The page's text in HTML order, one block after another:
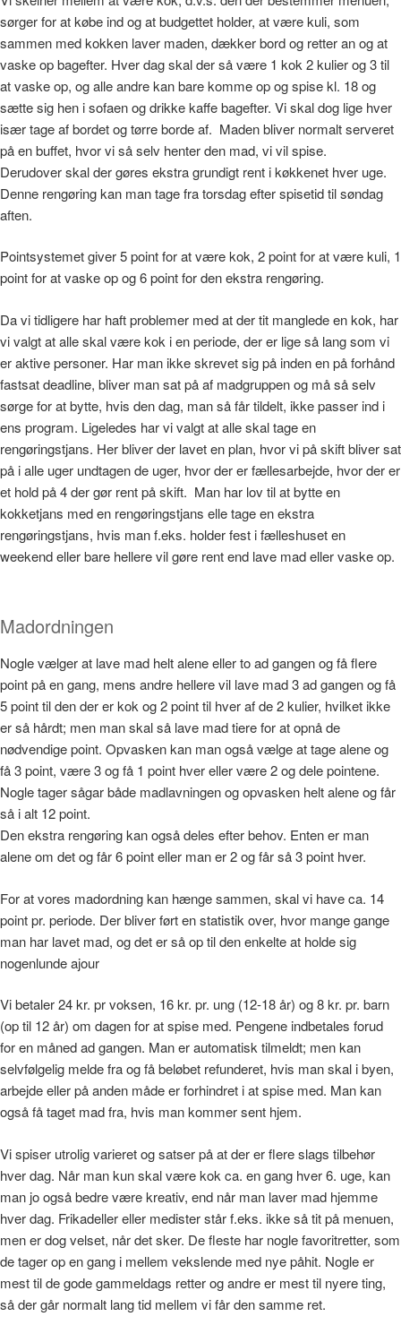
sørger for at købe ind og at budgettet holder, at være kuli, som
sammen med kokken laver maden, dækker bord og retter an og at
vaske op bagefter. Hver dag skal der så være 1 kok 2 kulier og 3 til
at vaske op, og alle andre kan bare komme op og spise kl. 18 og
sætte sig hen i sofaen og drikke kaffe bagefter. Vi skal dog lige hver
især tage af bordet og tørre borde af. Maden bliver normalt serveret
på en buffet, hvor vi så selv henter den mad, vi vil spise.
Derudover skal der gøres ekstra grundigt rent i køkkenet hver uge.
Denne rengøring kan man tage fra torsdag efter spisetid til søndag
aften.
Pointsystemet giver 5 point for at være kok, 2 point for at være kuli, 1
point for at vaske op og 6 point for den ekstra rengøring.
Da vi tidligere har haft problemer med at der tit manglede en kok, har
vi valgt at alle skal være kok i en periode, der er lige så lang som vi
er aktive personer. Har man ikke skrevet sig på inden en på forhånd
fastsat deadline, bliver man sat på af madgruppen og må så selv
sørge for at bytte, hvis den dag, man så får tildelt, ikke passer ind i
ens program. Ligeledes har vi valgt at alle skal tage en
rengøringstjans. Her bliver der lavet en plan, hvor vi på skift bliver sat
på i alle uger undtagen de uger, hvor der er fællesarbejde, hvor der er
et hold på 4 der gør rent på skift. Man har lov til at bytte en
kokketjans med en rengøringstjans elle tage en ekstra
rengøringstjans, hvis man f.eks. holder fest i fælleshuset en
weekend eller bare hellere vil gøre rent end lave mad eller vaske op.
Madordningen
Nogle vælger at lave mad helt alene eller to ad gangen og få flere
point på en gang, mens andre hellere vil lave mad 3 ad gangen og få
5 point til den der er kok og 2 point til hver af de 2 kulier, hvilket ikke
er så hårdt; men man skal så lave mad tiere for at opnå de
nødvendige point. Opvasken kan man også vælge at tage alene og
få 3 point, være 3 og få 1 point hver eller være 2 og dele pointene.
Nogle tager sågar både madlavningen og opvasken helt alene og får
så i alt 12 point.
Den ekstra rengøring kan også deles efter behov. Enten er man
alene om det og får 6 point eller man er 2 og får så 3 point hver.
For at vores madordning kan hænge sammen, skal vi have ca. 14
point pr. periode. Der bliver ført en statistik over, hvor mange gange
man har lavet mad, og det er så op til den enkelte at holde sig
nogenlunde ajour
Vi betaler 24 kr. pr voksen, 16 kr. pr. ung (12-18 år) og 8 kr. pr. barn
(op til 12 år) om dagen for at spise med. Pengene indbetales forud
for en måned ad gangen. Man er automatisk tilmeldt; men kan
selvfølgelig melde fra og få beløbet refunderet, hvis man skal i byen,
arbejde eller på anden måde er forhindret i at spise med. Man kan
også få taget mad fra, hvis man kommer sent hjem.
Vi spiser utrolig varieret og satser på at der er flere slags tilbehør
hver dag. Når man kun skal være kok ca. en gang hver 6. uge, kan
man jo også bedre være kreativ, end når man laver mad hjemme
hver dag. Frikadeller eller medister står f.eks. ikke så tit på menuen,
men er dog velset, når det sker. De fleste har nogle favoritretter, som
de tager op en gang i mellem vekslende med nye påhit. Nogle er
mest til de gode gammeldags retter og andre er mest til nyere ting,
så der går normalt lang tid mellem vi får den samme ret.